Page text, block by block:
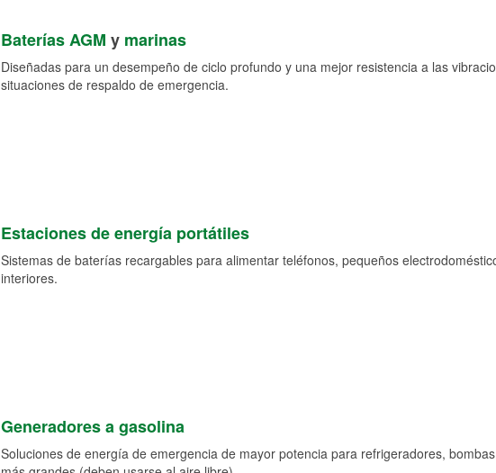
Baterías AGM y marinas
Diseñadas para un desempeño de ciclo profundo y una mejor resistencia a las
situaciones de respaldo de emergencia.
Estaciones de energía portátiles
Sistemas de baterías recargables para alimentar teléfonos, pequeños
interiores.
Generadores a gasolina
Soluciones de energía de emergencia de mayor potencia para refrigeradores,